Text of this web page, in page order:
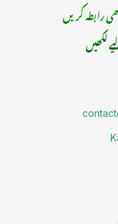
رابطہ کریں
لکھیں